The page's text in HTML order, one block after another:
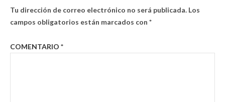
Tu dirección de correo electrónico no será publicada. Los
campos obligatorios están marcados con *
COMENTARIO *